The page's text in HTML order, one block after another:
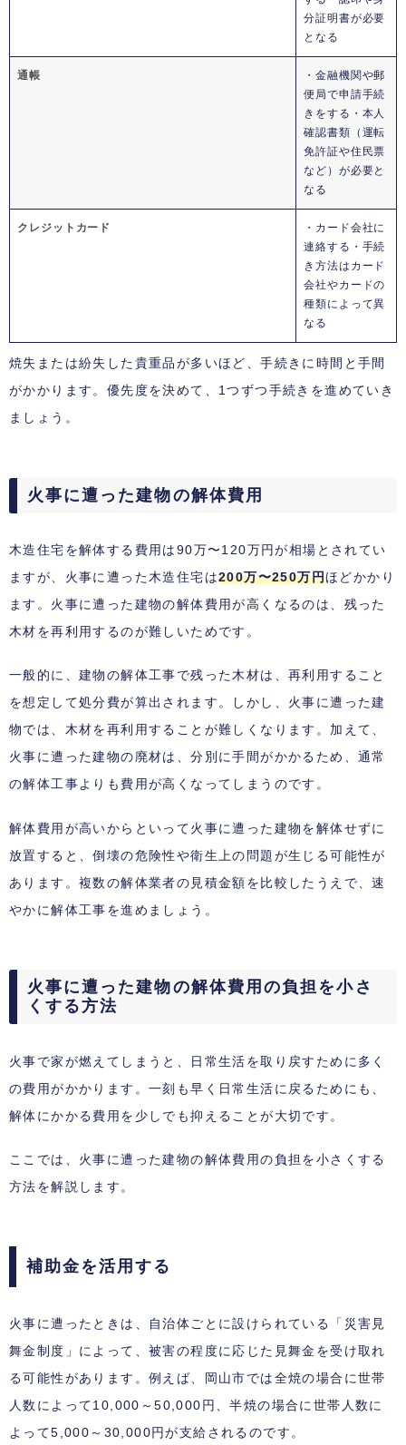
分証明書が必要
となる
通帳
・金融機関や郵
便局で申請手続
きをする・本人
確認書類（運転
免許証や住民票
など）が必要と
なる
クレジットカード
・カード会社に
連絡する・手続
き方法はカード
会社やカードの
種類によって異
なる
焼失または紛失した貴重品が多いほど、手続きに時間と手間
がかかります。優先度を決めて、1つずつ手続きを進めていき
ましょう。
火事に遭った建物の解体費用
木造住宅を解体する費用は90万〜120万円が相場とされてい
ますが、火事に遭った木造住宅は200万〜250万円ほどかかり
ます。火事に遭った建物の解体費用が高くなるのは、残った
木材を再利用するのが難しいためです。
一般的に、建物の解体工事で残った木材は、再利用すること
を想定して処分費が算出されます。しかし、火事に遭った建
物では、木材を再利用することが難しくなります。加えて、
火事に遭った建物の廃材は、分別に手間がかかるため、通常
の解体工事よりも費用が高くなってしまうのです。
解体費用が高いからといって火事に遭った建物を解体せずに
放置すると、倒壊の危険性や衛生上の問題が生じる可能性が
あります。複数の解体業者の見積金額を比較したうえで、速
やかに解体工事を進めましょう。
火事に遭った建物の解体費用の負担を小さ
くする方法
火事で家が燃えてしまうと、日常生活を取り戻すために多く
の費用がかかります。一刻も早く日常生活に戻るためにも、
解体にかかる費用を少しでも抑えることが大切です。
ここでは、火事に遭った建物の解体費用の負担を小さくする
方法を解説します。
補助金を活用する
火事に遭ったときは、自治体ごとに設けられている「災害見
舞金制度」によって、被害の程度に応じた見舞金を受け取れ
る可能性があります。例えば、岡山市では全焼の場合に世帯
人数によって10,000～50,000円、半焼の場合に世帯人数に
よって5,000～30,000円が支給されるのです。